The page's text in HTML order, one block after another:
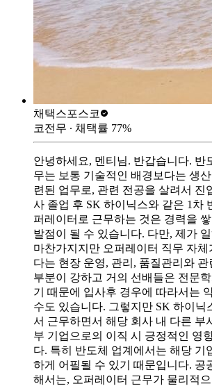
채택스포스코
코전무 ∙ 채택률 77%
안녕하세요, 멘티님. 반갑습니다. 반
무는 보통 기술적인 배경보다는 생
련된 업무로, 관련 전공을 살려서 진
사 졸업 후 SK 하이닉스와 같은 1차
퍼레이터로 근무하는 것은 경력을
발점이 될 수 있습니다. 다만, 제가
마찬가지지만 오퍼레이터 직무 자체
다는 현장 운영, 관리, 품질관리와
부분이 강하고 거의 선배들은 전문
기 때문에 입사후 경우에 따라서는
수도 있습니다. 그렇지만 SK 하이닉
서 근무하면서 해당 회사 내 다른 부
부 기업으로의 이직 시 긍정적인 영
다. 특히 반도체 업계에서는 해당 기
하게 어필될 수 있기 때문입니다. 공
해서는, 오퍼레이터 근무가 물리적